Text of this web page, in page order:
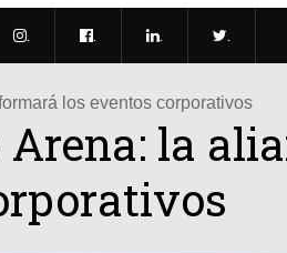
. . . .
los eventos corporativos
la